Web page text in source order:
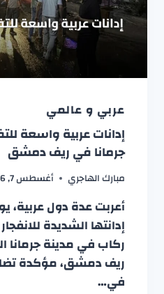
عربي و عالمي
إدانات عربية واسعة
جرمانا في ريف دمشق
مبارك الهاجري أغسطس 7, 2026
أعربت عدة دول عربية،
إدانتها الشديدة
ركاب في مدينة
ريف دمشق، مؤكدة
في…